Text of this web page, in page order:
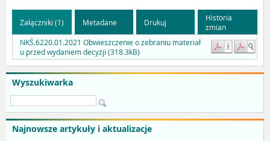
Wyszukiwarka
Najnowsze artykuły i aktualizacje
Załączniki (1) Metadane Drukuj
Historia
zmian
NKŚ.6220.01.2021 Obwieszczenie o zebraniu materiał
u przed wydaniem decyzji (318.3kB)